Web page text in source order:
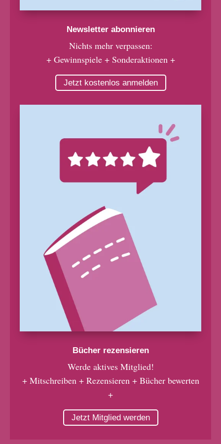
Newsletter abonnieren
Nichts mehr verpassen:
+ Gewinnspiele + Sonderaktionen +
Jetzt kostenlos anmelden
Bücher rezensieren
Werde aktives Mitglied!
+ Mitschreiben + Rezensieren + Bücher bewerten
+
Jetzt Mitglied werden